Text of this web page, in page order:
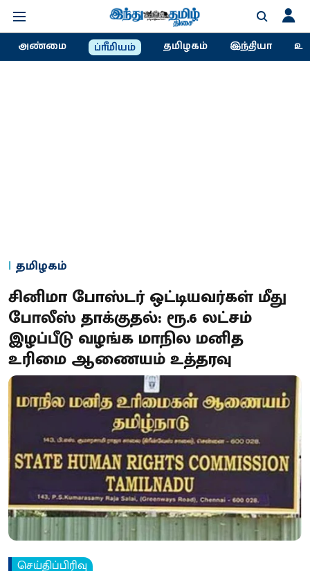
அண்மை ப்ரீமியம் தமிழகம் இந்தியா
தமிழகம்
சினிமா போஸ்டர் ஒட்டியவர்கள் மீது
போலீஸ் தாக்குதல்: ரூ.6 லட்சம்
இழப்பீடு வழங்க மாநில மனித
உரிமை ஆணையம் உத்தரவு
செய்திப்பிரிவு